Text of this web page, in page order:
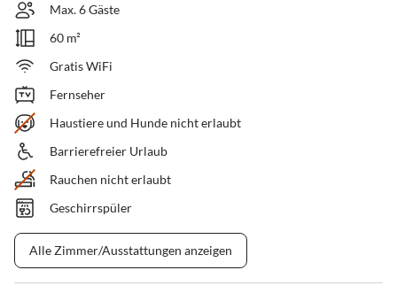
Max. 6 Gäste
60 m²
Gratis WiFi
Fernseher
Haustiere und Hunde nicht erlaubt
Barrierefreier Urlaub
Rauchen nicht erlaubt
Geschirrspüler
Alle Zimmer/Ausstattungen anzeigen